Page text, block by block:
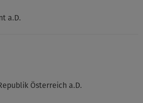
a.D.
Österreich a.D.